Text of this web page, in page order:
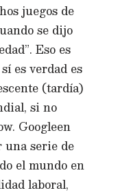
juegos de
se dijo
Eso es
es verdad es
(tardía)
si no
Googleen
una serie de
el mundo en
laboral,